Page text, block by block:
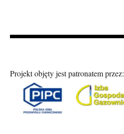
Projekt objęty jest patronatem przez: